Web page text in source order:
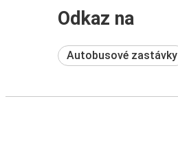
Odkaz na
Autobusové zastávky